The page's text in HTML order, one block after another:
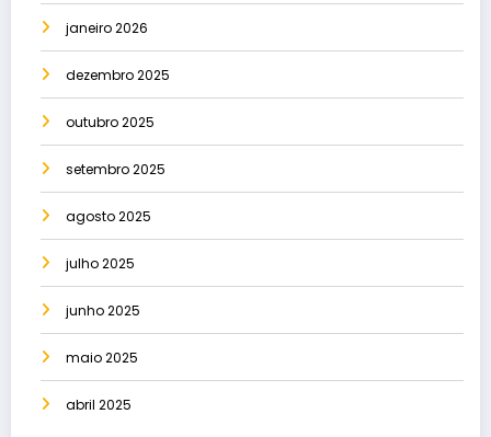
janeiro 2026
dezembro 2025
outubro 2025
setembro 2025
agosto 2025
julho 2025
junho 2025
maio 2025
abril 2025